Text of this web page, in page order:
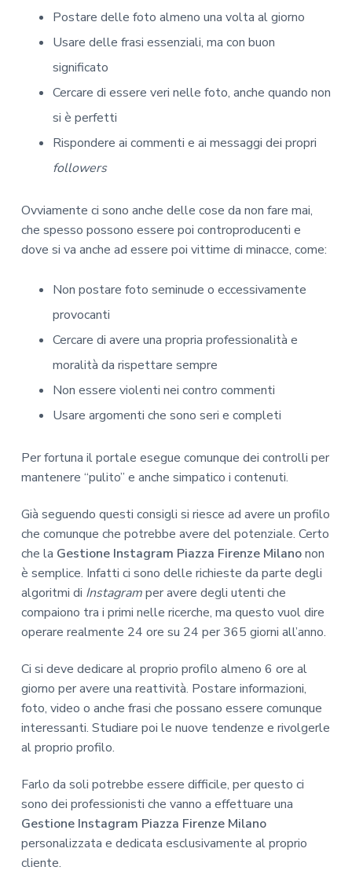
Postare delle foto almeno una volta al giorno
Usare delle frasi essenziali, ma con buon
significato
Cercare di essere veri nelle foto, anche quando non
si è perfetti
Rispondere ai commenti e ai messaggi dei propri
followers
Ovviamente ci sono anche delle cose da non fare mai,
che spesso possono essere poi controproducenti e
dove si va anche ad essere poi vittime di minacce, come:
Non postare foto seminude o eccessivamente
provocanti
Cercare di avere una propria professionalità e
moralità da rispettare sempre
Non essere violenti nei contro commenti
Usare argomenti che sono seri e completi
Per fortuna il portale esegue comunque dei controlli per
mantenere “pulito” e anche simpatico i contenuti.
Già seguendo questi consigli si riesce ad avere un profilo
che comunque che potrebbe avere del potenziale. Certo
che la Gestione Instagram Piazza Firenze Milanonon
è semplice. Infatti ci sono delle richieste da parte degli
algoritmi di Instagramper avere degli utenti che
compaiono tra i primi nelle ricerche, ma questo vuol dire
operare realmente 24 ore su 24 per 365 giorni all’anno.
Ci si deve dedicare al proprio profilo almeno 6 ore al
giorno per avere una reattività. Postare informazioni,
foto, video o anche frasi che possano essere comunque
interessanti. Studiare poi le nuove tendenze e rivolgerle
al proprio profilo.
Farlo da soli potrebbe essere difficile, per questo ci
sono dei professionisti che vanno a effettuare una
Gestione Instagram Piazza Firenze Milano
personalizzata e dedicata esclusivamente al proprio
cliente.